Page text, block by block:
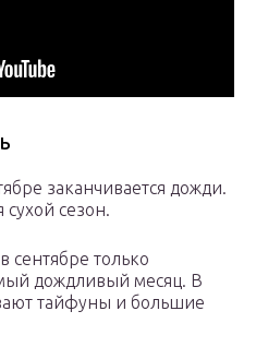
заканчивается дожди.
сухой сезон.
сентябре только
дождливый месяц. В
тайфуны и большие